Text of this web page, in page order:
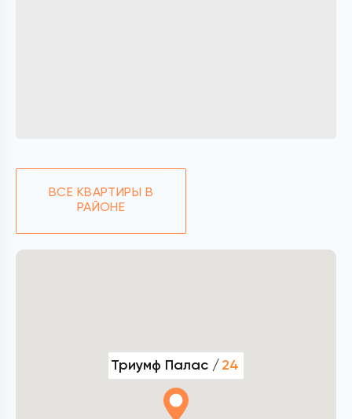
ВСЕ КВАРТИРЫ В
РАЙОНЕ
Триумф Палас / 24